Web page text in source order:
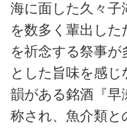
海に面した久々子
を数多く輩出し
を祈念する祭事が
とした旨味を感
韻がある銘酒『早
称され、魚介類と